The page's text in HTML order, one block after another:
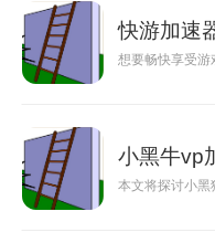
快游加速
想要畅快享受游
小黑牛vp
本文将探讨小黑